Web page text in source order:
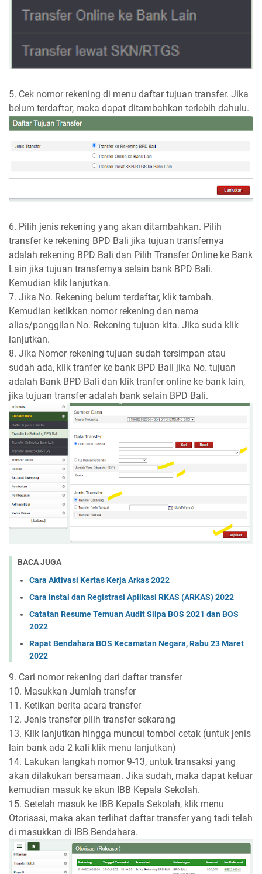
5. Cek nomor rekening di menu daftar tujuan transfer. Jika
belum terdaftar, maka dapat ditambahkan terlebih dahulu.
6. Pilih jenis rekening yang akan ditambahkan. Pilih
transfer ke rekening BPD Bali jika tujuan transfernya
adalah rekening BPD Bali dan Pilih Transfer Online ke Bank
Lain jika tujuan transfernya selain bank BPD Bali.
Kemudian klik lanjutkan.
7. Jika No. Rekening belum terdaftar, klik tambah.
Kemudian ketikkan nomor rekening dan nama
alias/panggilan No. Rekening tujuan kita. Jika suda klik
lanjutkan.
8. Jika Nomor rekening tujuan sudah tersimpan atau
sudah ada, klik tranfer ke bank BPD Bali jika No. tujuan
adalah Bank BPD Bali dan klik tranfer online ke bank lain,
jika tujuan transfer adalah bank selain BPD Bali.
BACA JUGA
Cara Aktivasi Kertas Kerja Arkas 2022
Cara Instal dan Registrasi Aplikasi RKAS (ARKAS) 2022
Catatan Resume Temuan Audit Silpa BOS 2021 dan BOS
2022
Rapat Bendahara BOS Kecamatan Negara, Rabu 23 Maret
2022
9. Cari nomor rekening dari daftar transfer
10. Masukkan Jumlah transfer
11. Ketikan berita acara transfer
12. Jenis transfer pilih transfer sekarang
13. Klik lanjutkan hingga muncul tombol cetak (untuk jenis
lain bank ada 2 kali klik menu lanjutkan)
14. Lakukan langkah nomor 9-13, untuk transaksi yang
akan dilakukan bersamaan. Jika sudah, maka dapat keluar
kemudian masuk ke akun IBB Kepala Sekolah.
15. Setelah masuk ke IBB Kepala Sekolah, klik menu
Otorisasi, maka akan terlihat daftar transfer yang tadi telah
di masukkan di IBB Bendahara.